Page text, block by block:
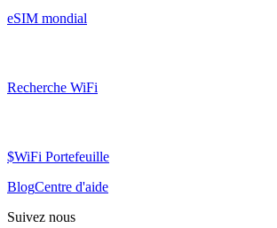
eSIM mondial
Recherche WiFi
$WiFi Portefeuille
BlogCentre d'aide
Suivez nous